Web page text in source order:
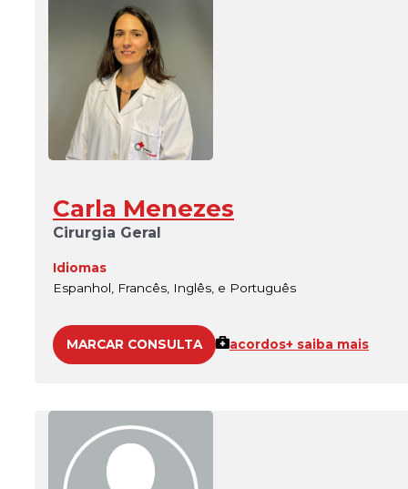
Carla Menezes
Cirurgia Geral
Idiomas
Espanhol, Francês, Inglês, e Português
MARCAR CONSULTA acordos+ saiba mais